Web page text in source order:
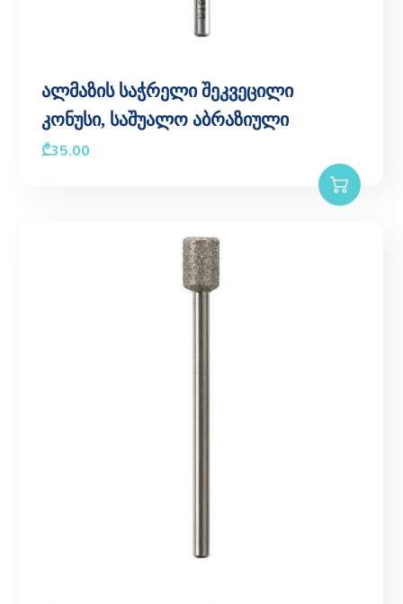
ალმაზის საჭრელი შეკვეცილი
კონუსი, საშუალო აბრაზიული
₾35.00